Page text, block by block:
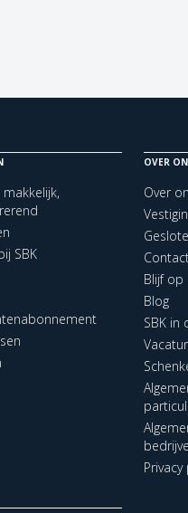
makkelijk,
SBK
OVER
Over
Blijf op
Blog
SBK in